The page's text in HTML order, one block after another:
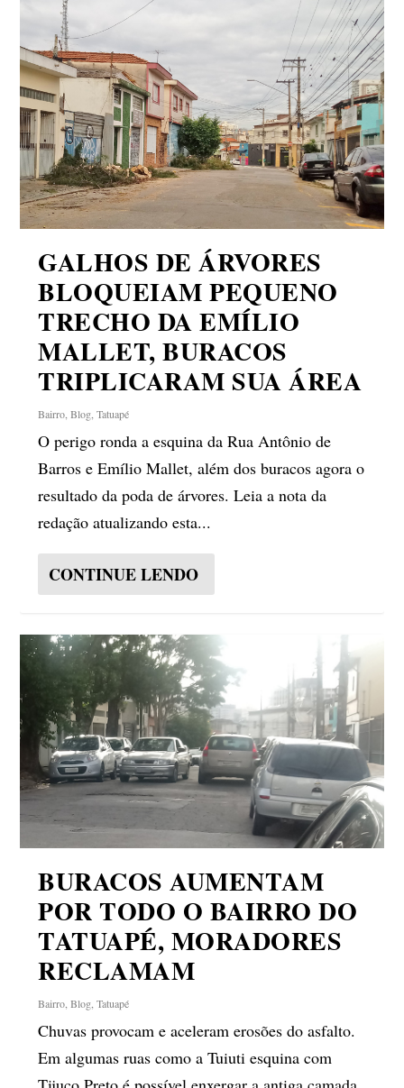
GALHOS DE ÁRVORES
BLOQUEIAM PEQUENO
TRECHO DA EMÍLIO
MALLET, BURACOS
TRIPLICARAM SUA ÁREA
Bairro ,Blog ,Tatuapé
O perigo ronda a esquina da Rua Antônio de
Barros e Emílio Mallet, além dos buracos agora o
resultado da poda de árvores. Leia a nota da
redação atualizando esta...
CONTINUE LENDO
BURACOS AUMENTAM
POR TODO O BAIRRO DO
TATUAPÉ, MORADORES
RECLAMAM
Bairro ,Blog ,Tatuapé
Chuvas provocam e aceleram erosões do asfalto.
Em algumas ruas como a Tuiuti esquina com